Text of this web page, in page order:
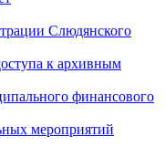
Слюдянского
к архивным
финансового
мероприятий